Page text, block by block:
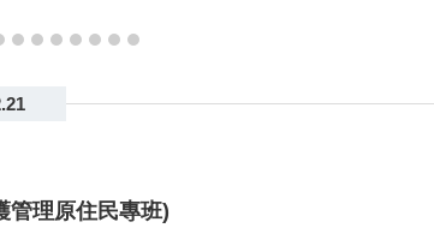
管理原住民專班)